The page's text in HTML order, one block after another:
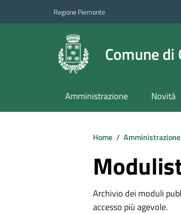
Regione Piemonte
Comune
Amministrazione Novità
Home / Amministrazione
Archivio dei moduli
accesso più agevole.